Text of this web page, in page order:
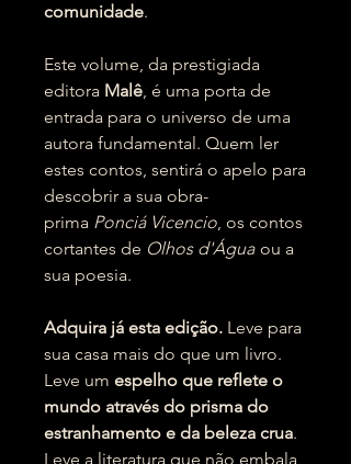
comunidade.
Este volume, da prestigiada
editora Malê, é uma porta de
entrada para o universo de uma
autora fundamental. Quem ler
estes contos, sentirá o apelo para
descobrir a sua obra-
prima Ponciá Vicencio, os contos
cortantes de Olhos d'Água ou a
sua poesia.
Adquira já esta edição. Leve para
sua casa mais do que um livro.
Leve um espelho que reflete o
mundo através do prisma do
estranhamento e da beleza crua.
Leve a literatura que não embala,